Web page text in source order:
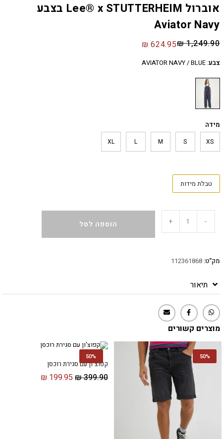
אוברול Lee® x STUTTERHEIM בצבע
Aviator Navy
₪1,249.90
₪ 624.95
צבע:
AVIATOR NAVY / BLUE
מידה
XS
S
M
L
XL
טבלת מידות
-
+ הוספה לסל
מק"ט:112361868
תיאור
מוצרים קשורים
50%
50%
קפוצ'ון עם סגירת רוכסן
₪399.90
₪ 199.95